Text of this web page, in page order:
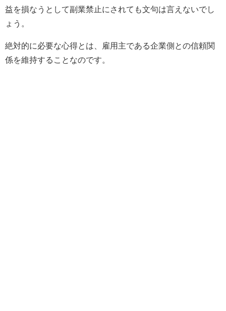
益を損なうとして副業禁止にされても文句は言えないでし
ょう。
絶対的に必要な心得とは、雇用主である企業側との信頼関
係を維持することなのです。